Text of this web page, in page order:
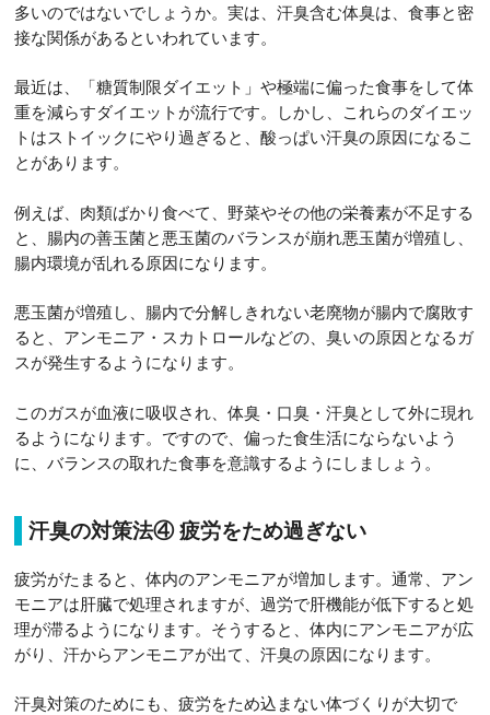
多いのではないでしょうか。実は、汗臭含む体臭は、食事と密
接な関係があるといわれています。
最近は、「糖質制限ダイエット」や極端に偏った食事をして体
重を減らすダイエットが流行です。しかし、これらのダイエッ
トはストイックにやり過ぎると、酸っぱい汗臭の原因になるこ
とがあります。
例えば、肉類ばかり食べて、野菜やその他の栄養素が不足する
と、腸内の善玉菌と悪玉菌のバランスが崩れ悪玉菌が増殖し、
腸内環境が乱れる原因になります。
悪玉菌が増殖し、腸内で分解しきれない老廃物が腸内で腐敗す
ると、アンモニア・スカトロールなどの、臭いの原因となるガ
スが発生するようになります。
このガスが血液に吸収され、体臭・口臭・汗臭として外に現れ
るようになります。ですので、偏った食生活にならないよう
に、バランスの取れた食事を意識するようにしましょう。
汗臭の対策法④ 疲労をため過ぎない
疲労がたまると、体内のアンモニアが増加します。通常、アン
モニアは肝臓で処理されますが、過労で肝機能が低下すると処
理が滞るようになります。そうすると、体内にアンモニアが広
がり、汗からアンモニアが出て、汗臭の原因になります。
汗臭対策のためにも、疲労をため込まない体づくりが大切で